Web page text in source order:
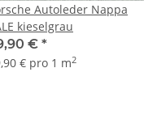
Autoleder Nappa
kieselgrau
€ *
€ pro 1 m2